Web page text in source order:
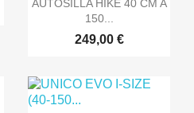
AUTOSILLA HIKE 40 CM A
150...
249,00 €